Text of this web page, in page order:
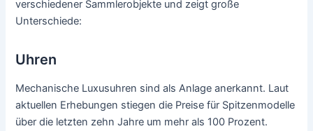
verschiedener Sammlerobjekte und zeigt große
Unterschiede:
Uhren
Mechanische Luxusuhren sind als Anlage anerkannt. Laut
aktuellen Erhebungen stiegen die Preise für Spitzenmodelle
über die letzten zehn Jahre um mehr als 100 Prozent.